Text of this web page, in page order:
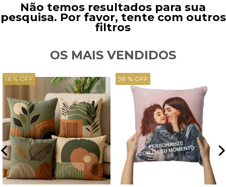
Não temos resultados para sua
pesquisa. Por favor, tente com outros
filtros
OS MAIS VENDIDOS
16 % OFF 38 % OFF